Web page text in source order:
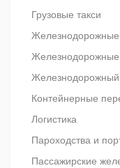
Грузовые такси
Железнодорожные
Железнодорожные
Железнодорожный
Контейнерные
Логистика
Пароходства и
Пассажирские